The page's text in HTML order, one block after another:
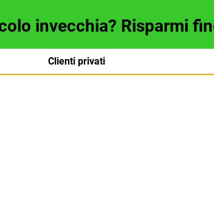
invecchia? Risparmi
Clienti privati